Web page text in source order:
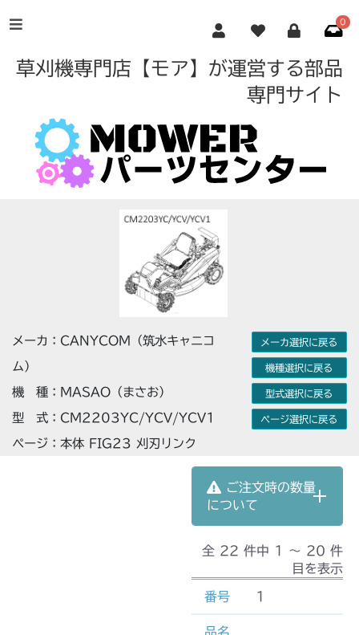
0
草刈機専門店【モア】が運営する部品
専門サイト
メーカ：CANYCOM（筑水キャニコ
ム）
機 種：MASAO（まさお）
型 式：CM2203YC/YCV/YCV1
ページ：本体 FIG23 刈刃リンク
メーカ選択に戻る
機種選択に戻る
型式選択に戻る
ページ選択に戻る
ご注文時の数量
について
全 22 件中 1 〜 20 件
目を表示
1